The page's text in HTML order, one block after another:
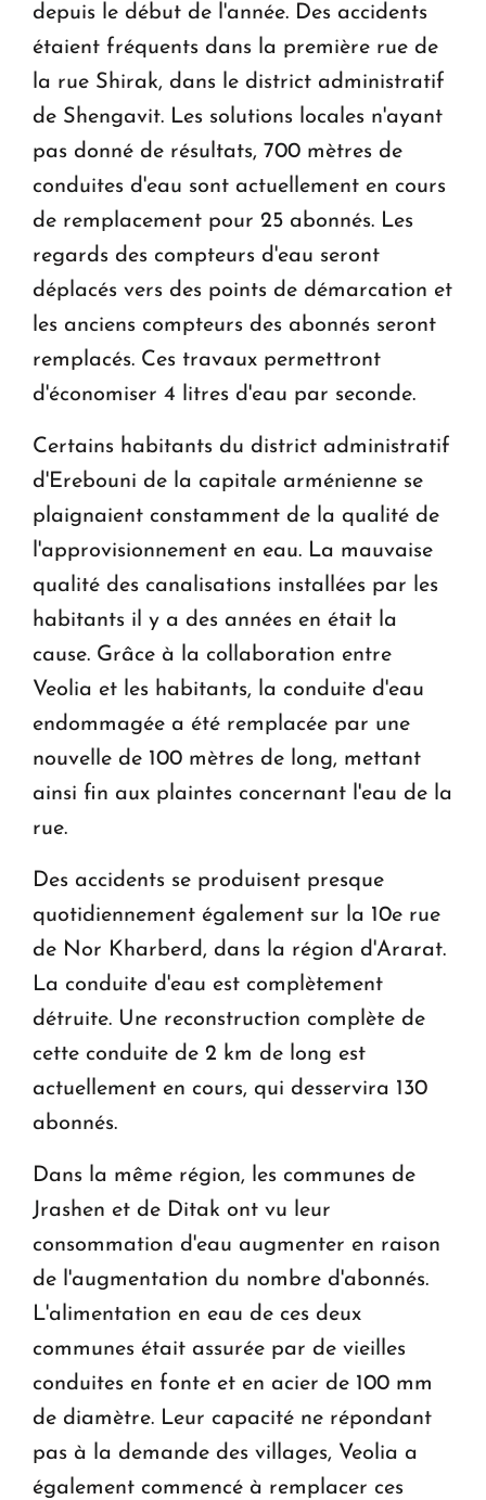
depuis le début de l'année. Des accidents
étaient fréquents dans la première rue de
la rue Shirak, dans le district administratif
de Shengavit. Les solutions locales n'ayant
pas donné de résultats, 700 mètres de
conduites d'eau sont actuellement en cours
de remplacement pour 25 abonnés. Les
regards des compteurs d'eau seront
déplacés vers des points de démarcation et
les anciens compteurs des abonnés seront
remplacés. Ces travaux permettront
d'économiser 4 litres d'eau par seconde.
Certains habitants du district administratif
d'Erebouni de la capitale arménienne se
plaignaient constamment de la qualité de
l'approvisionnement en eau. La mauvaise
qualité des canalisations installées par les
habitants il y a des années en était la
cause. Grâce à la collaboration entre
Veolia et les habitants, la conduite d'eau
endommagée a été remplacée par une
nouvelle de 100 mètres de long, mettant
ainsi fin aux plaintes concernant l'eau de la
rue.
Des accidents se produisent presque
quotidiennement également sur la 10e rue
de Nor Kharberd, dans la région d'Ararat.
La conduite d'eau est complètement
détruite. Une reconstruction complète de
cette conduite de 2 km de long est
actuellement en cours, qui desservira 130
abonnés.
Dans la même région, les communes de
Jrashen et de Ditak ont vu leur
consommation d'eau augmenter en raison
de l'augmentation du nombre d'abonnés.
L'alimentation en eau de ces deux
communes était assurée par de vieilles
conduites en fonte et en acier de 100 mm
de diamètre. Leur capacité ne répondant
pas à la demande des villages, Veolia a
également commencé à remplacer ces